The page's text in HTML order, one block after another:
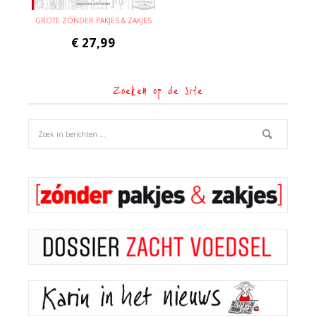
GROTE ZÓNDER PAKJES & ZAKJES
€ 27,99
Zoeken op de site